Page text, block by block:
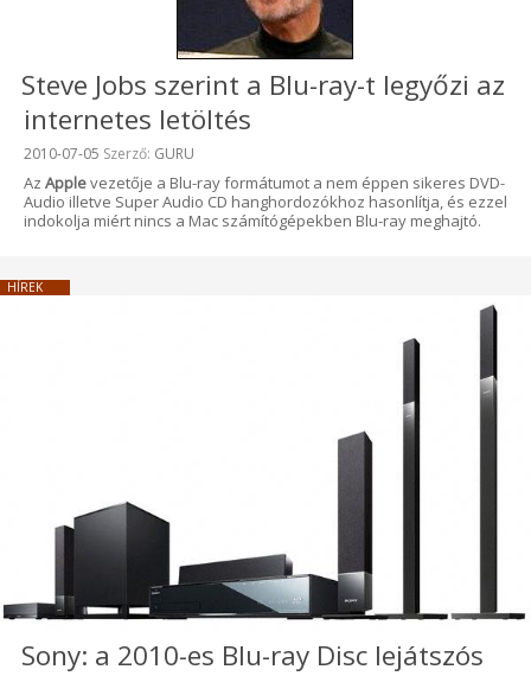
Steve Jobs szerint a Blu-ray-t legyőzi az
internetes letöltés
Beküldve:
2010-07-05 Szerző: GURU
Az Applevezetője a Blu-ray formátumot a nem éppen sikeres DVD-
Audio illetve Super Audio CD hanghordozókhoz hasonlítja, és ezzel
indokolja miért nincs a Mac számítógépekben Blu-ray meghajtó.
HÍREK
Sony: a 2010-es Blu-ray Disc lejátszós